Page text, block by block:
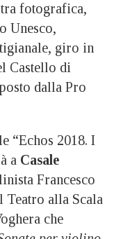
fotografica,
Unesco,
giro in
Castello di
dalla Pro
“Echos 2018. I
a Casale
Francesco
Teatro alla Scala
che